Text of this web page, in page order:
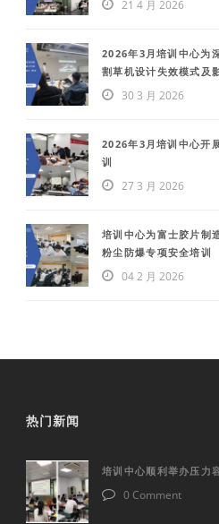
21 4 月 2026
2026年3月培训中心为
割草机设计失效模式及
30 3 月 2026
2026年3月培训中心开
训
27 3 月 2026
培训中心为富士胶片制
粉尘防爆专项安全培训
04 2 月 2026
热门新闻
培训中心顺利举办压力
0 Comment